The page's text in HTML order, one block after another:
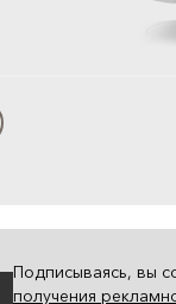
Подписываясь, вы
получения